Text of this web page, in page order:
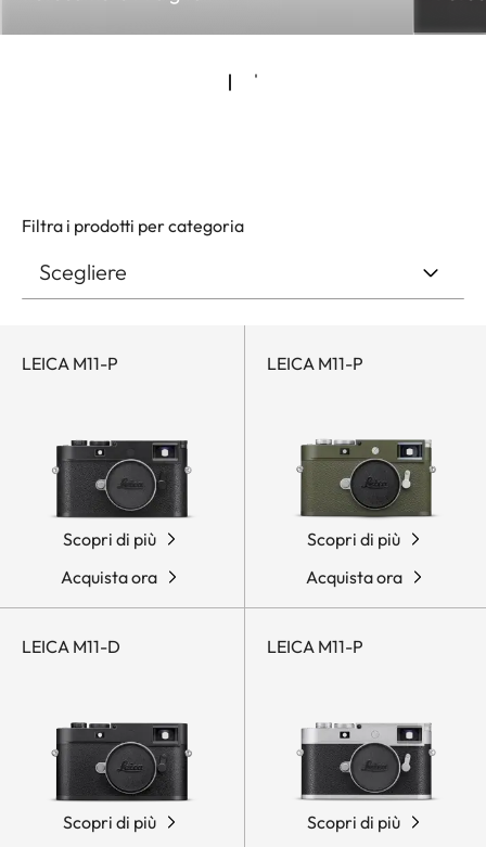
Filtra i prodotti per categoria
LEICA M11-P
Scopri di più
Acquista ora
LEICA M11-P
Scopri di più
Acquista ora
LEICA M11-D
Scopri di più
LEICA M11-P
Scopri di più